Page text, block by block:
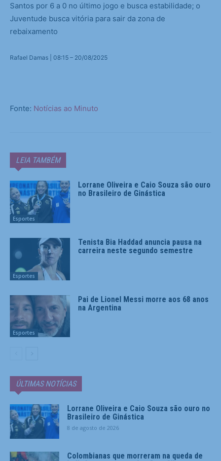
Santos por 6 a 0 no último jogo e busca estabilidade; o
Juventude busca vitória para sair da zona de
rebaixamento
Rafael Damas | 08:15 – 20/08/2025
Fonte: Notícias ao Minuto
LEIA TAMBÉM
Esportes
Lorrane Oliveira e Caio Souza são ouro
no Brasileiro de Ginástica
Esportes
Tenista Bia Haddad anuncia pausa na
carreira neste segundo semestre
Esportes
Pai de Lionel Messi morre aos 68 anos
na Argentina
ÚLTIMAS NOTÍCIAS
Lorrane Oliveira e Caio Souza são ouro no
Brasileiro de Ginástica
8 de agosto de 2026
Colombianas que morreram na queda de